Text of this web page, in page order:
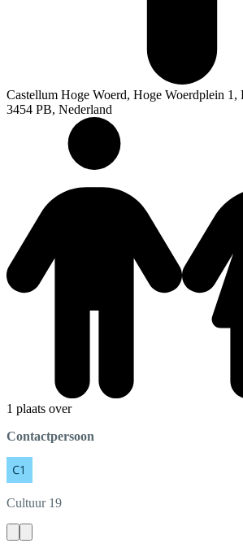
Castellum Hoge Woerd, Hoge Woerdplein 1,
3454 PB, Nederland
1 plaats over
Contactpersoon
Cultuur 19